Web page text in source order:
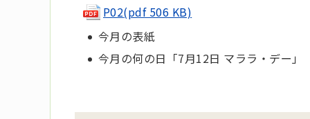
P02(pdf 506 KB)
今月の表紙
今月の何の日「7月12日 マララ・デー」